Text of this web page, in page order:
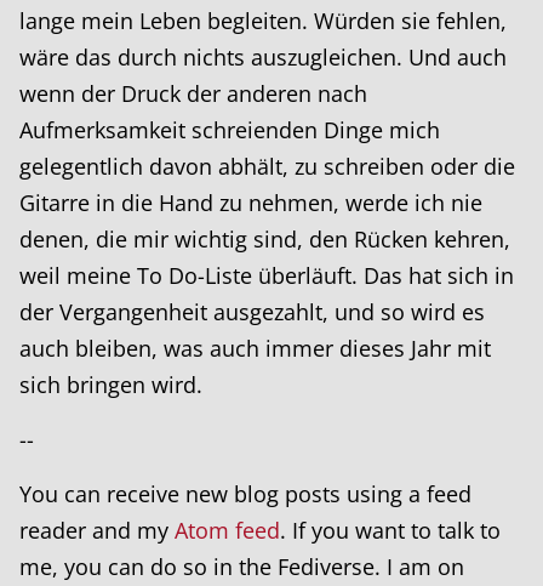
lange mein Leben begleiten. Würden sie fehlen,
wäre das durch nichts auszugleichen. Und auch
wenn der Druck der anderen nach
Aufmerksamkeit schreienden Dinge mich
gelegentlich davon abhält, zu schreiben oder die
Gitarre in die Hand zu nehmen, werde ich nie
denen, die mir wichtig sind, den Rücken kehren,
weil meine To Do-Liste überläuft. Das hat sich in
der Vergangenheit ausgezahlt, und so wird es
auch bleiben, was auch immer dieses Jahr mit
sich bringen wird.
--
You can receive new blog posts using a feed
reader and my Atom feed. If you want to talk to
me, you can do so in the Fediverse. I am on